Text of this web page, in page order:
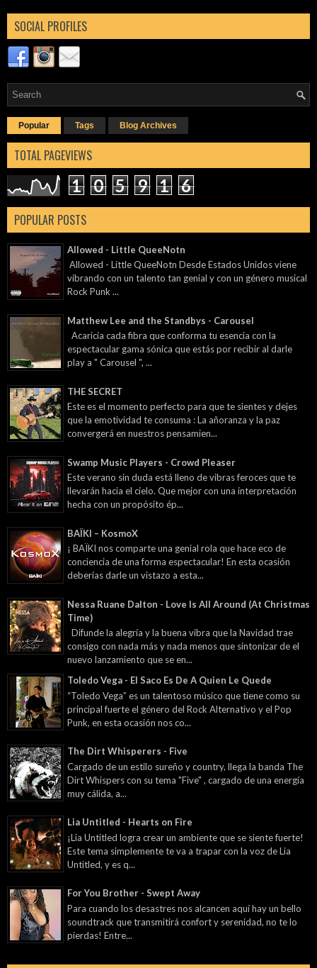
SOCIAL PROFILES
Popular Tags Blog Archives
TOTAL PAGEVIEWS
1 0 5 9 1 6
POPULAR POSTS
Allowed - Little QueeNotn
Allowed - Little QueeNotn Desde Estados Unidos viene
vibrando con un talento tan genial y con un género musical
Rock Punk ...
Matthew Lee and the Standbys - Carousel
Acaricia cada fibra que conforma tu esencia con la
espectacular gama sónica que estás por recibir al darle
play a " Carousel ", ...
THE SECRET
Este es el momento perfecto para que te sientes y dejes
que la emotividad te consuma : La añoranza y la paz
convergerá en nuestros pensamien...
Swamp Music Players - Crowd Pleaser
Este verano sin duda está lleno de vibras feroces que te
llevarán hacia el cielo. Que mejor con una interpretación
hecha con un propósito ép...
BAÏKI – KosmoX
¡ BAÏKI nos comparte una genial rola que hace eco de
conciencia de una forma espectacular! En esta ocasión
deberías darle un vistazo a esta...
Nessa Ruane Dalton - Love Is All Around (At Christmas
Time)
Difunde la alegría y la buena vibra que la Navidad trae
consigo con nada más y nada menos que sintonizar de el
nuevo lanzamiento que se en...
Toledo Vega - El Saco Es De A Quien Le Quede
“Toledo Vega” es un talentoso músico que tiene como su
principal fuerte el género del Rock Alternativo y el Pop
Punk, en esta ocasión nos co...
The Dirt Whisperers - Five
Cargado de un estilo sureño y country, llega la banda The
Dirt Whispers con su tema "Five" , cargado de una energía
muy cálida, a...
Lia Untitled - Hearts on Fire
¡Lia Untitled logra crear un ambiente que se siente fuerte!
Este tema simplemente te va a trapar con la voz de Lia
Untitled, y es q...
For You Brother - Swept Away
Para cuando los desastres nos alcancen aquí hay un bello
soundtrack que transmitirá confort y serenidad, no te lo
pierdas! Entre...